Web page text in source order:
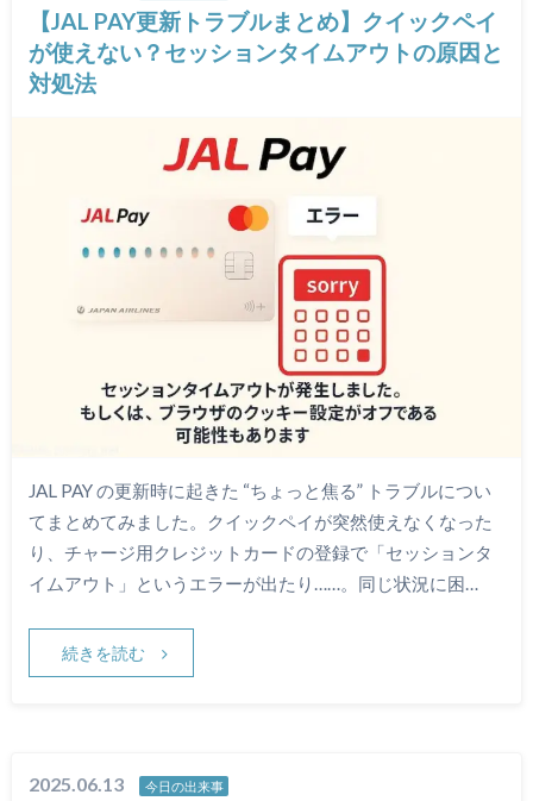
【JAL PAY更新トラブルまとめ】クイックペイ
が使えない？セッションタイムアウトの原因と
対処法
JAL PAY の更新時に起きた “ちょっと焦る” トラブルについ
てまとめてみました。クイックペイが突然使えなくなった
り、チャージ用クレジットカードの登録で「セッションタ
イムアウト」というエラーが出たり……。同じ状況に困…
続きを読む
2025.06.13 今日の出来事